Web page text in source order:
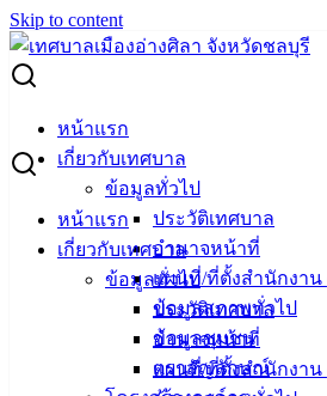
Skip to content
หน้าแรก
เกี่ยวกับเทศบาล
ข้อมูลทั่วไป
ประวัติเทศบาล
อำนาจหน้าที่
แผนที่/ที่ตั้งสำนักงาน
ข้อมูลสภาพทั่วไป
ข้อมูลชุมชน
ตราสัญลักษณ์
หน้าแรก
เกี่ยวกับเทศบาล
ข้อมูลทั่วไป
ประวัติเทศบาล
อำนาจหน้าที่
แผนที่/ที่ตั้งสำนักงาน
Search for:
อบต.กาหลง เยือนอ่างศิลา แลกเปลี่ยน
เที่ยวชุมชนเชิงวัฒนธรรมและประวัติศ
อบต.กาหลง เยือนอ่างศิลา
ความรู้ส่งเสริมการท่องเที่
วัฒนธรรมและประวัติศาส
ธันวาคม 1, 2023ธันวาคม 6, 2023